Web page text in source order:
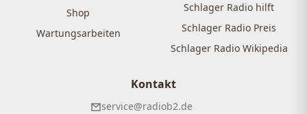
Shop
Wartungsarbeiten
Schlager Radio hilft
Schlager Radio Preis
Schlager Radio Wikipedia
Kontakt
service@radiob2.de